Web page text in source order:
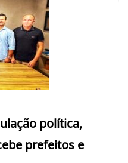
política,
prefeitos e